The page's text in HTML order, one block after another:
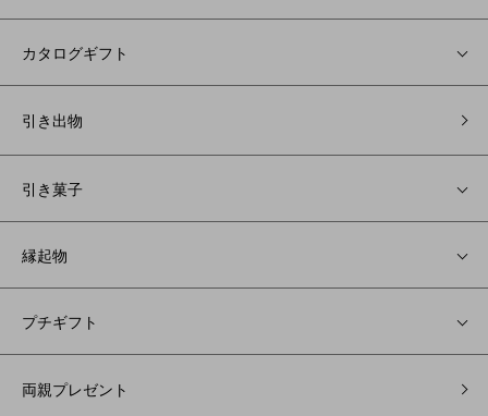
カタログギフト
引き出物
引き菓子
縁起物
プチギフト
両親プレゼント